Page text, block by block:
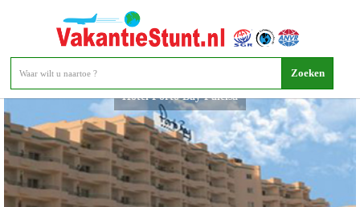
Hotel Porto Bay Faleisa